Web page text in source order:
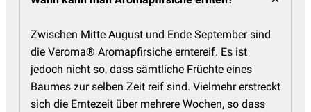
Zwischen Mitte August und Ende September sind
die Veroma® Aromapfirsiche erntereif. Es ist
jedoch nicht so, dass sämtliche Früchte eines
Baumes zur selben Zeit reif sind. Vielmehr erstreckt
sich die Erntezeit über mehrere Wochen, so dass